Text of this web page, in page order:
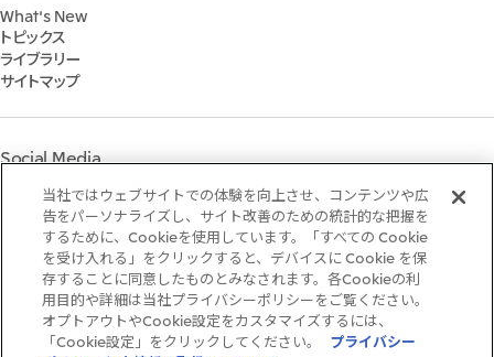
Social
Governance
マテリアリティ
イニシアティブへの参画
三井物産の人材マネジメント
社会貢献活動
ライブラリー
「三井物産の森」LEAPアプローチ
TCFDに基づく情報開示
IR資料室
IR説明会
個人株主・投資家の皆様へ
株主・株式基本情報
IRカレンダー
三井グループ350周年記念事業サイト
What's New
トピックス
ライブラリー
サイトマップ
Social Media
InstagramTwitter FacebookLinkedInYoutube
ご利用条件
推奨環境
個人情報保護方針
当社ではウェブサイトでの体験を向上させ、コンテンツや広
告をパーソナライズし、サイト改善のための統計的な把握を
するために、Cookieを使用しています。「すべての Cookie
を受け入れる」をクリックすると、デバイスに Cookie を保
存することに同意したものとみなされます。各Cookieの利
用目的や詳細は当社プライバシーポリシーをご覧ください。
オプトアウトやCookie設定をカスタマイズするには、
「Cookie設定」をクリックしてください。
プライバシー